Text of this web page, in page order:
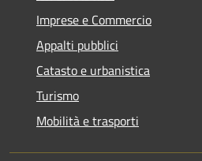
Imprese e Commercio
Appalti pubblici
Catasto e urbanistica
Turismo
Mobilità e trasporti